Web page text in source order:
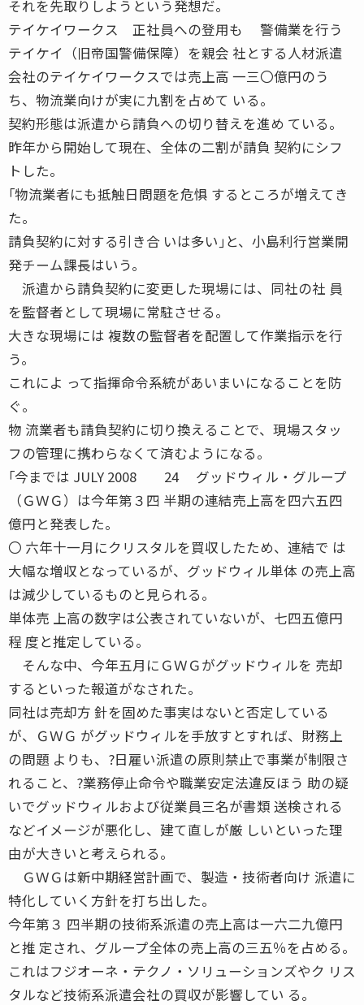
それを先取りしようという発想だ。
テイケイワークス 正社員への登用も 警備業を行う
テイケイ（旧帝国警備保障）を親会 社とする人材派遣
会社のテイケイワークスでは売上高 一三〇億円のう
ち、物流業向けが実に九割を占めて いる。
契約形態は派遣から請負への切り替えを進め ている。
昨年から開始して現在、全体の二割が請負 契約にシフ
トした。
｢物流業者にも抵触日問題を危惧 するところが増えてき
た。
請負契約に対する引き合 いは多い｣と、小島利行営業開
発チーム課長はいう。
派遣から請負契約に変更した現場には、同社の社 員
を監督者として現場に常駐させる。
大きな現場には 複数の監督者を配置して作業指示を行
う。
これによ って指揮命令系統があいまいになることを防
ぐ。
物 流業者も請負契約に切り換えることで、現場スタッ
フの管理に携わらなくて済むようになる。
｢今までは JULY 2008 24 グッドウィル・グループ
（ＧＷＧ）は今年第３四 半期の連結売上高を四六五四
億円と発表した。
〇 六年十一月にクリスタルを買収したため、連結で は
大幅な増収となっているが、グッドウィル単体 の売上高
は減少しているものと見られる。
単体売 上高の数字は公表されていないが、七四五億円
程 度と推定している。
そんな中、今年五月にＧＷＧがグッドウィルを 売却
するといった報道がなされた。
同社は売却方 針を固めた事実はないと否定している
が、ＧＷＧ がグッドウィルを手放すとすれば、財務上
の問題 よりも、?日雇い派遣の原則禁止で事業が制限さ
れること、?業務停止命令や職業安定法違反ほう 助の疑
いでグッドウィルおよび従業員三名が書類 送検される
などイメージが悪化し、建て直しが厳 しいといった理
由が大きいと考えられる。
ＧＷＧは新中期経営計画で、製造・技術者向け 派遣に
特化していく方針を打ち出した。
今年第３ 四半期の技術系派遣の売上高は一六二九億円
と推 定され、グループ全体の売上高の三五％を占める。
これはフジオーネ・テクノ・ソリューションズやク リス
タルなど技術系派遣会社の買収が影響してい る。